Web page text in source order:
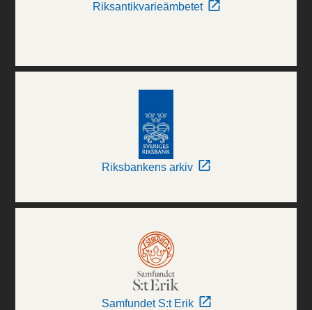
Riksantikvarieämbetet
Riksbankens arkiv
Samfundet S:t Erik